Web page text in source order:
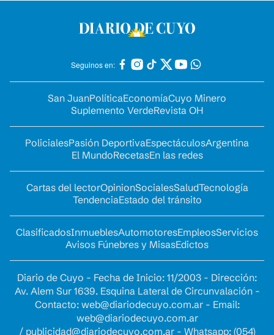
Seguinos en:
San JuanPolíticaEconomíaCuyo Minero
Suplemento VerdeRevista OH
PolicialesPasión DeportivaEspectáculosArgentina
El MundoRecetasEn las redes
Cartas del lectorOpinionSocialesSaludTecnología
TendenciaEstado del tránsito
ClasificadosInmueblesAutomotoresEmpleosServicios
Avisos Fúnebres y MisasEdictos
Diario de Cuyo - Fecha de Inicio: 11/2003 - Dirección:
Av. Alem Sur 1639. Esquina Lateral de Circunvalación -
Contacto: web@diariodecuyo.com.ar- Email:
web@diariodecuyo.com.ar
/ publicidad@diariodecuyo.com.ar- Whatsapp: (054)